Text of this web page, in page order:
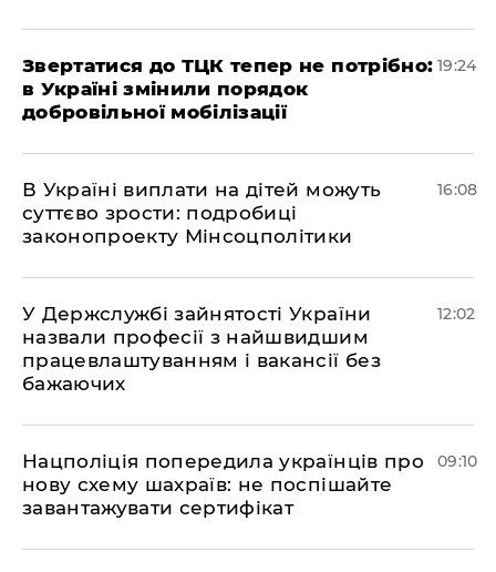
​Звертатися до ТЦК тепер не потрібно:
в Україні змінили порядок
добровільної мобілізації
19:24
В Україні виплати на дітей можуть
суттєво зрости: подробиці
законопроекту Мінсоцполітики
16:08
У Держслужбі зайнятості України
назвали професії з найшвидшим
працевлаштуванням і вакансії без
бажаючих
12:02
Нацполіція попередила українців про
нову схему шахраїв: не поспішайте
завантажувати сертифікат
09:10